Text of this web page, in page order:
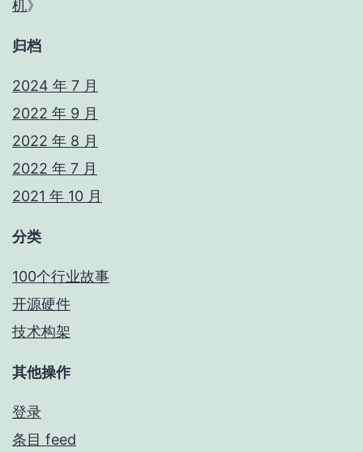
机》
归档
2024 年 7 月
2022 年 9 月
2022 年 8 月
2022 年 7 月
2021 年 10 月
分类
100个行业故事
开源硬件
技术构架
其他操作
登录
条目 feed